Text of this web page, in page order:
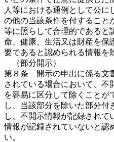
人等における通例として公に
の他の当該条件を付すること
等に照らして合理的であると
命、健康、生活又は財産を保
要であると認められる情報を
（部分開示）
第８条 開示の申出に係る文
されている場合において、不
を容易に区分して除くことが
し、当該部分を除いた部分
し、不開示情報が記録され
情報が記録されていないと認
い。